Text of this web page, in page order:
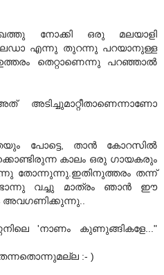
നോക്കി ഒരു മലയാളി
എന്നു തുറന്നു പറയാനുള്ള
തെറ്റാണെന്നു പറഞ്ഞാൽ
പോട്ടെ, താൻ കോറസിൽ
കാലം ഒരു ഗായകരും
തോന്നുന്നു.ഇതിനുത്തരം തന്ന്‌
വച്ചു മാത്രം ഞാൻ ഈ
'നാണം കുണുങ്ങികളേ..."
:- )